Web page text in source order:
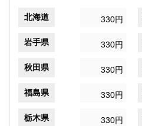
北海道 330円
岩手県 330円
秋田県 330円
福島県 330円
栃木県 330円